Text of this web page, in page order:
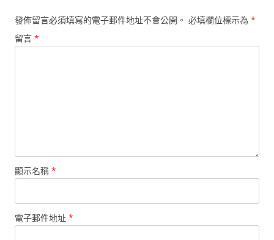
發佈留言必須填寫的電子郵件地址不會公開。 必填欄位標示為 *
留言 *
顯示名稱 *
電子郵件地址 *